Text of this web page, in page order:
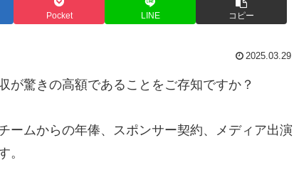
Pocket LINE コピー
2025.03.29
が驚きの高額であることをご存知ですか？
ームからの年俸、スポンサー契約、メディア出演
。